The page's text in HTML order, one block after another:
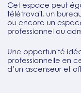
Cet espace peut
télétravail, un
ou encore un
professionnel ou
Une opportunité
professionnelle en
d’un ascenseur et